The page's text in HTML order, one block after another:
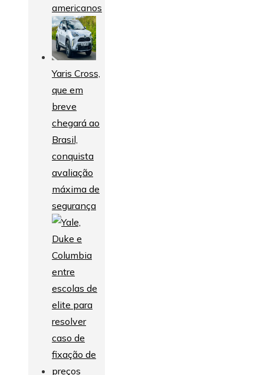
americanos
Yaris Cross,
que em
breve
chegará ao
Brasil,
conquista
avaliação
máxima de
segurança